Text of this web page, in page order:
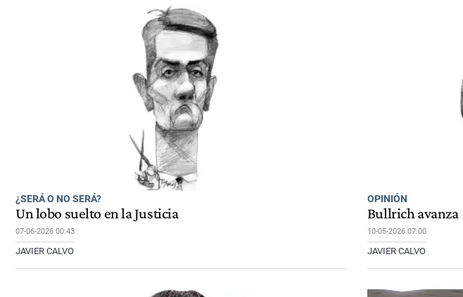
¿SERÁ O NO SERÁ?
Un lobo suelto en la Justicia
07-06-2026 00:43
JAVIER CALVO
OPINIÓN
Bullrich avanza
10-05-2026 07:00
JAVIER CALVO